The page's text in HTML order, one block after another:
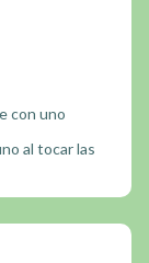
con uno
al tocar las